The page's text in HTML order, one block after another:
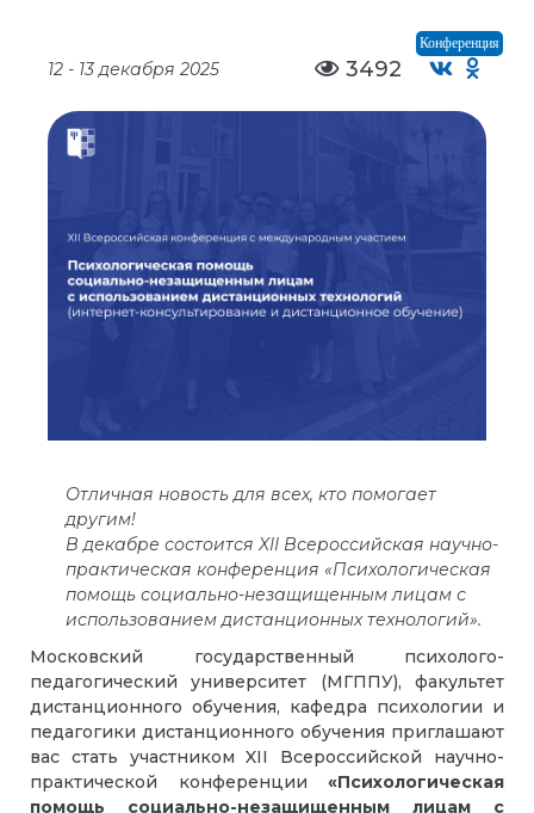
Конференция
12 - 13 декабря 2025 3492
Отличная новость для всех, кто помогает
другим!
В декабре состоится XII Всероссийская научно-
практическая конференция «Психологическая
помощь социально-незащищенным лицам с
использованием дистанционных технологий».
Московский государственный психолого-
педагогический университет (МГППУ), факультет
дистанционного обучения, кафедра психологии и
педагогики дистанционного обучения приглашают
вас стать участником XII Всероссийской научно-
практической конференции «Психологическая
помощь социально-незащищенным лицам с